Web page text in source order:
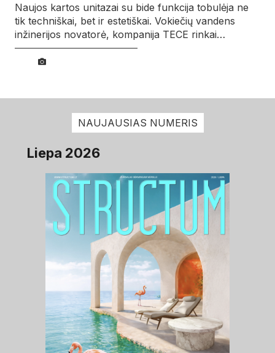
Naujos kartos unitazai su bide funkcija tobulėja ne
tik techniškai, bet ir estetiškai. Vokiečių vandens
inžinerijos novatorė, kompanija TECE rinkai…
NAUJAUSIAS NUMERIS
Liepa 2026